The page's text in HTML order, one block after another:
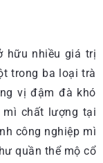
hữu nhiều giá trị
trong ba loại trà
vị đậm đà khó
mì chất lượng tại
công nghiệp mì
quần thể mộ cổ